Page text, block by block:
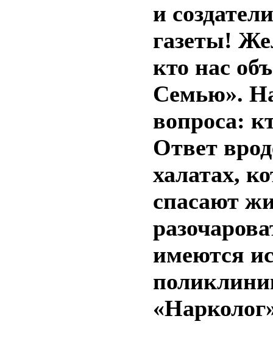
и
газеты!
кто нас
Семью».
вопроса:
Ответ
халатах,
спасают
имеются